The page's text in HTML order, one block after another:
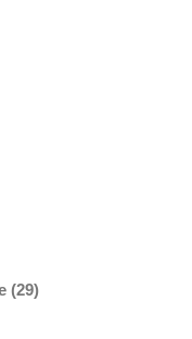
(29)